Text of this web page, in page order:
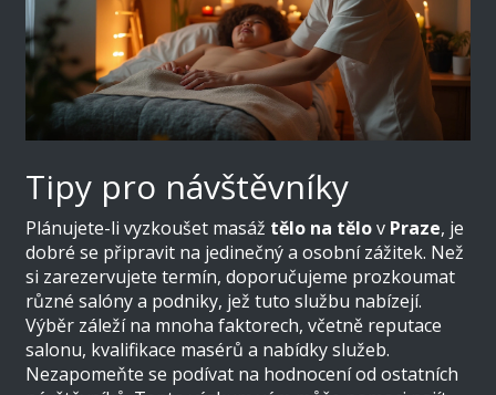
Tipy pro návštěvníky
Plánujete-li vyzkoušet masáž tělo na tělov Praze, je
dobré se připravit na jedinečný a osobní zážitek. Než
si zarezervujete termín, doporučujeme prozkoumat
různé salóny a podniky, jež tuto službu nabízejí.
Výběr záleží na mnoha faktorech, včetně reputace
salonu, kvalifikace masérů a nabídky služeb.
Nezapomeňte se podívat na hodnocení od ostatních